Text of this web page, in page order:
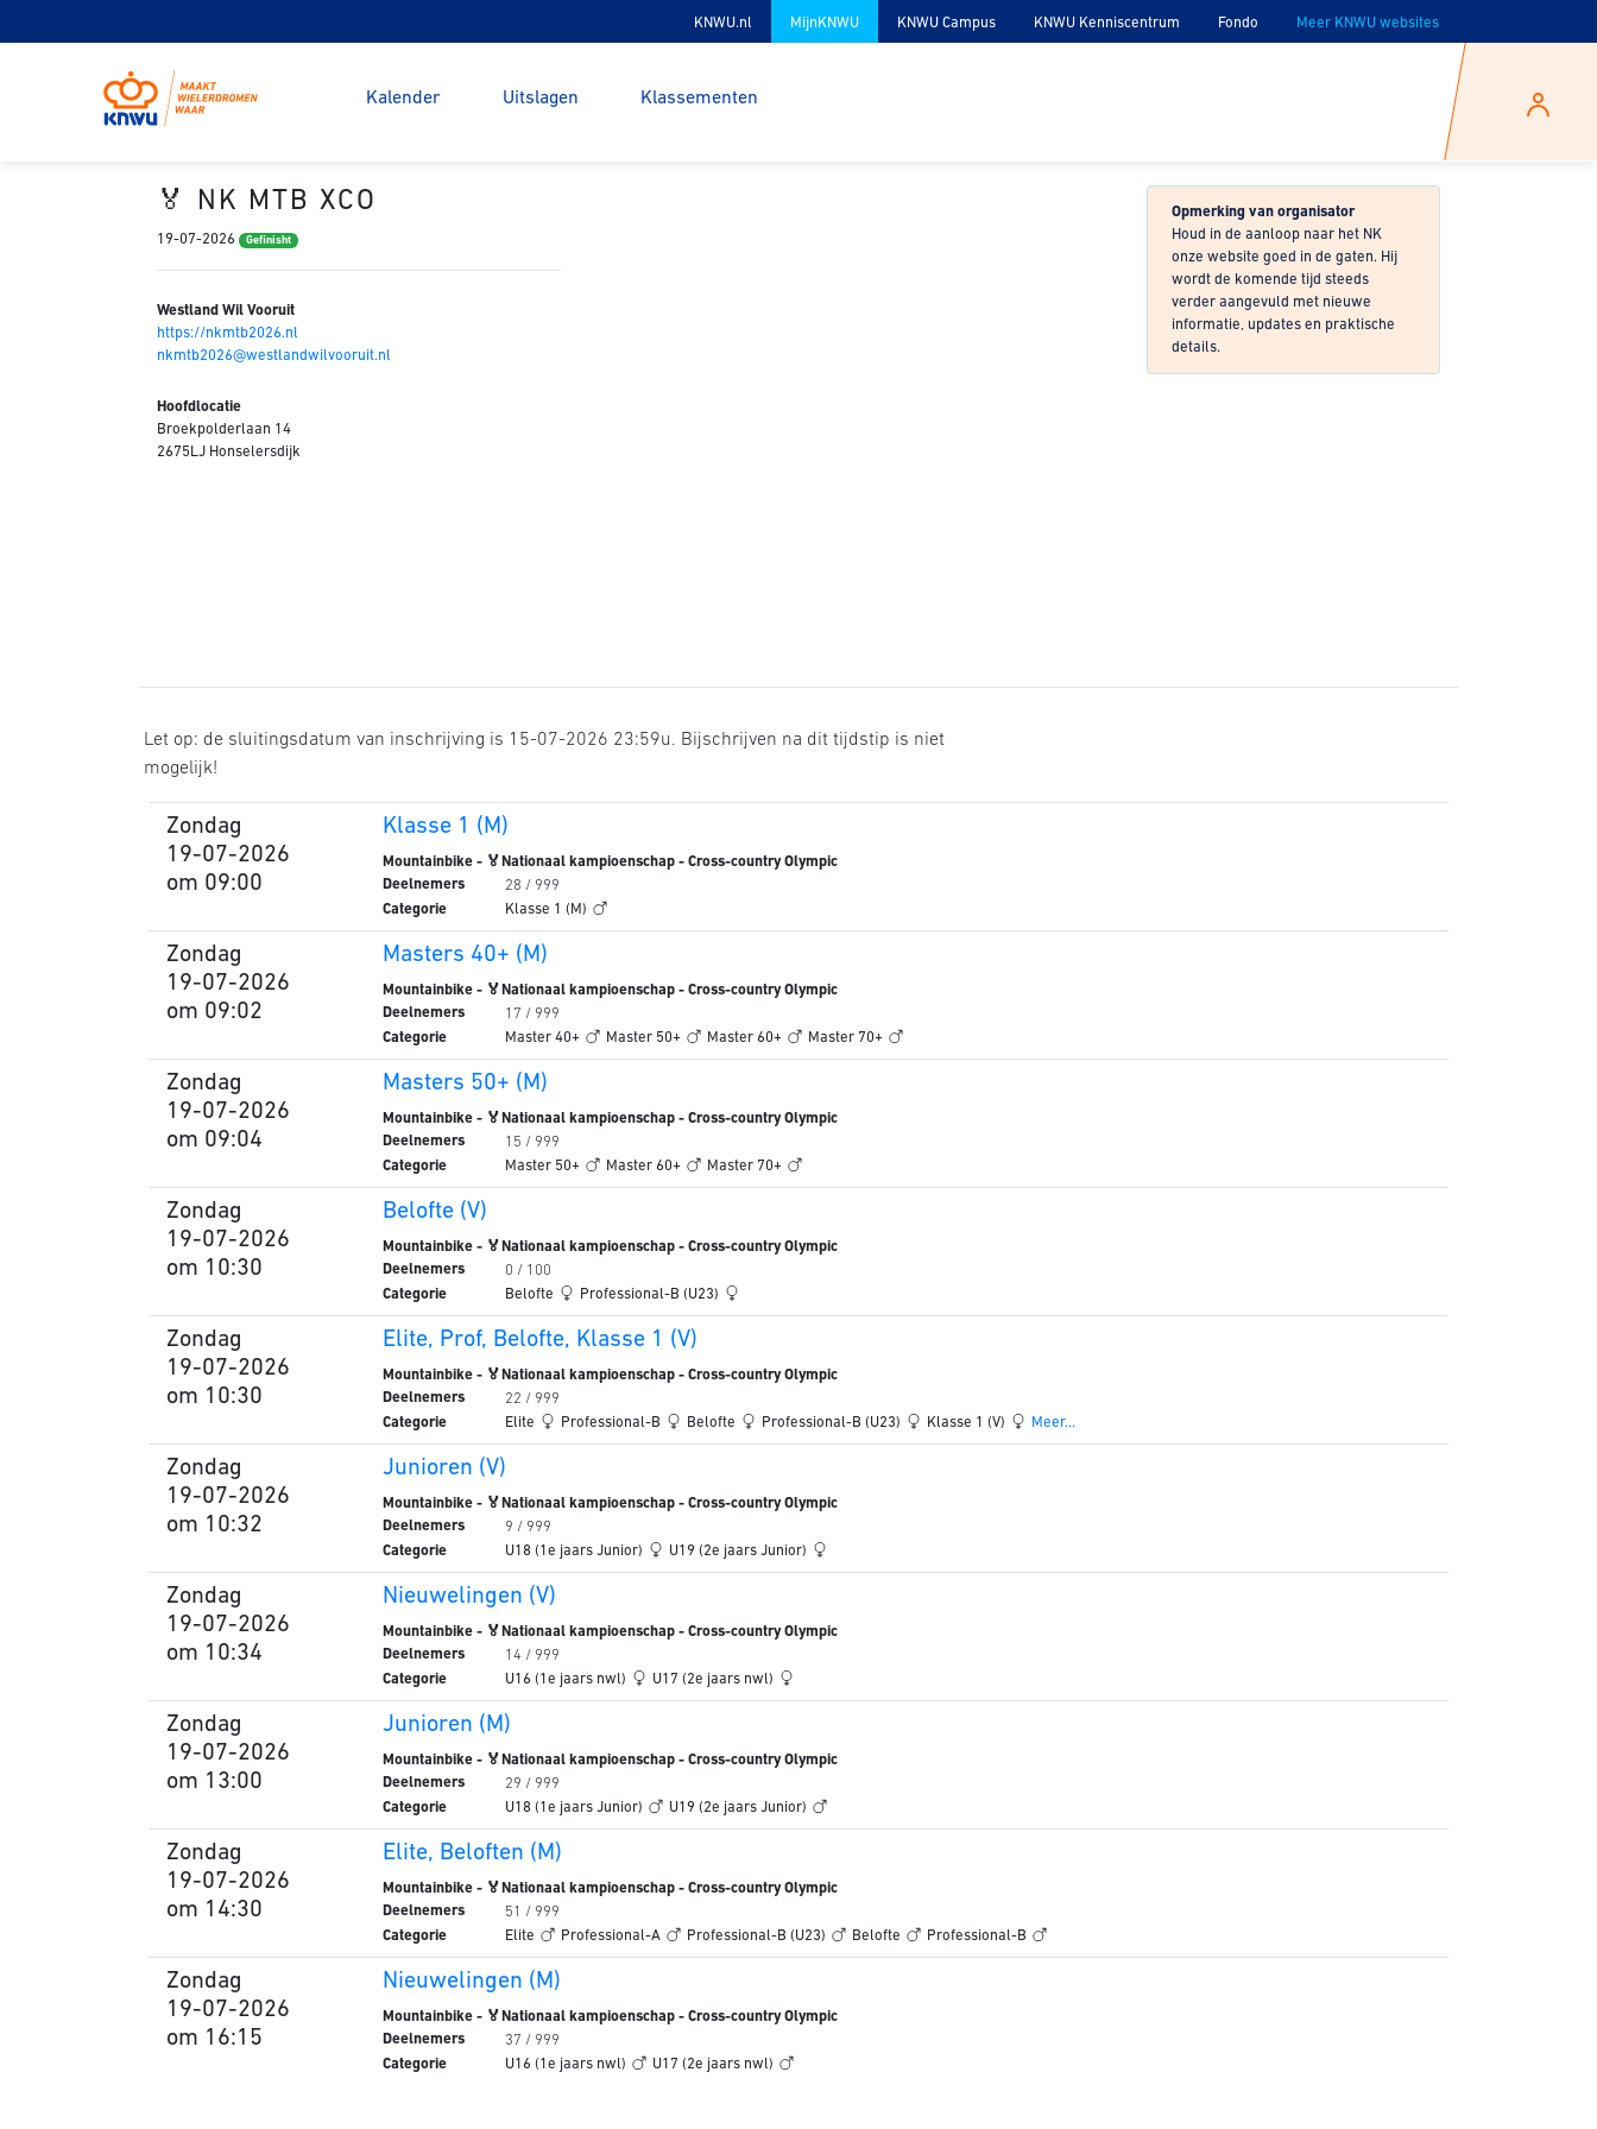
Meer KNWU websites
Fondo
KNWU Kenniscentrum
KNWU Campus
MijnKNWU
KNWU.nl
Kalender Uitslagen Klassementen
🏅 NK MTB XCO
19-07-2026 Gefinisht
Westland Wil Vooruit
https://nkmtb2026.nl
nkmtb2026@westlandwilvooruit.nl
Hoofdlocatie
Broekpolderlaan 14
2675LJ Honselersdijk
Opmerking van organisator
Houd in de aanloop naar het NK
onze website goed in de gaten. Hij
wordt de komende tijd steeds
verder aangevuld met nieuwe
informatie, updates en praktische
details.
Let op: de sluitingsdatum van inschrijving is 15-07-2026 23:59u. Bijschrijven na dit tijdstip is niet
mogelijk!
Zondag
19-07-2026
om 09:00
Klasse 1 (M)
Mountainbike - 🏅Nationaal kampioenschap - Cross-country Olympic
Deelnemers
28 / 999
Categorie
Klasse 1 (M)
Zondag
19-07-2026
om 09:02
Masters 40+ (M)
Mountainbike - 🏅Nationaal kampioenschap - Cross-country Olympic
Deelnemers
17 / 999
Categorie
Master 40+ Master 50+ Master 60+ Master 70+
Zondag
19-07-2026
om 09:04
Masters 50+ (M)
Mountainbike - 🏅Nationaal kampioenschap - Cross-country Olympic
Deelnemers
15 / 999
Categorie
Master 50+ Master 60+ Master 70+
Zondag
19-07-2026
om 10:30
Belofte (V)
Mountainbike - 🏅Nationaal kampioenschap - Cross-country Olympic
Deelnemers
0 / 100
Categorie
Belofte Professional-B (U23)
Zondag
19-07-2026
om 10:30
Elite, Prof, Belofte, Klasse 1 (V)
Mountainbike - 🏅Nationaal kampioenschap - Cross-country Olympic
Deelnemers
22 / 999
Categorie
Elite Professional-B Belofte Professional-B (U23) Klasse 1 (V) Meer...
Zondag
19-07-2026
om 10:32
Junioren (V)
Mountainbike - 🏅Nationaal kampioenschap - Cross-country Olympic
Deelnemers
9 / 999
Categorie
U18 (1e jaars Junior) U19 (2e jaars Junior)
Zondag
19-07-2026
om 10:34
Nieuwelingen (V)
Mountainbike - 🏅Nationaal kampioenschap - Cross-country Olympic
Deelnemers
14 / 999
Categorie
U16 (1e jaars nwl) U17 (2e jaars nwl)
Zondag
19-07-2026
om 13:00
Junioren (M)
Mountainbike - 🏅Nationaal kampioenschap - Cross-country Olympic
Deelnemers
29 / 999
Categorie
U18 (1e jaars Junior) U19 (2e jaars Junior)
Zondag
19-07-2026
om 14:30
Elite, Beloften (M)
Mountainbike - 🏅Nationaal kampioenschap - Cross-country Olympic
Deelnemers
51 / 999
Categorie
Elite Professional-A Professional-B (U23) Belofte Professional-B
Zondag
19-07-2026
om 16:15
Nieuwelingen (M)
Mountainbike - 🏅Nationaal kampioenschap - Cross-country Olympic
Deelnemers
37 / 999
Categorie
U16 (1e jaars nwl) U17 (2e jaars nwl)